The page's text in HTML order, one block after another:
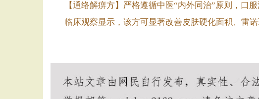
【通络解痹方】严格遵循中医“内外同治”原则，口
临床观察显示，该方可显著改善皮肤硬化面积、雷